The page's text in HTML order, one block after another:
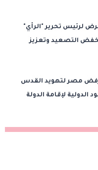
لرئيس تحرير "الرأي"
لخفض التصعيد وتعزيز
رفض مصر لتهويد القدس
الدولية لإقامة الدولة